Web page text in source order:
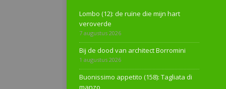
Lombo (12): de ruïne die mijn hart
veroverde
7 augustus 2026
Bij de dood van architect Borromini
1 augustus 2026
Buonissimo appetito (158): Tagliata di
manzo